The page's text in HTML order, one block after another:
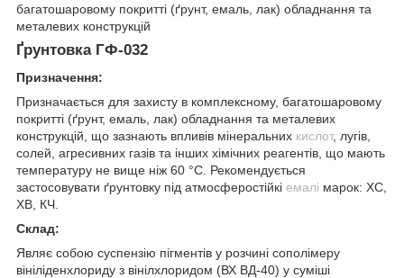
багатошаровому покритті (ґрунт, емаль, лак) обладнання та
металевих конструкцій
Ґрунтовка ГФ-032
Призначення:
Призначається для захисту в комплексному, багатошаровому
покритті (ґрунт, емаль, лак) обладнання та металевих
конструкцій, що зазнають впливів мінеральних кислот, лугів,
солей, агресивних газів та інших хімічних реагентів, що мають
температуру не вище ніж 60 °C. Рекомендується
застосовувати ґрунтовку під атмосферостійкі емалі марок: ХС,
ХВ, КЧ.
Склад:
Являє собою суспензію пігментів у розчині сополімеру
вініліденхлориду з вінілхлоридом (ВХ ВД-40) у суміші